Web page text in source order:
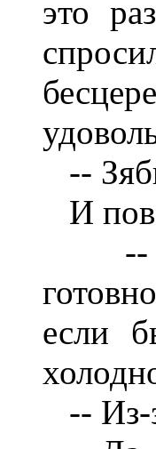
это
--
И
--
если
-- Из-